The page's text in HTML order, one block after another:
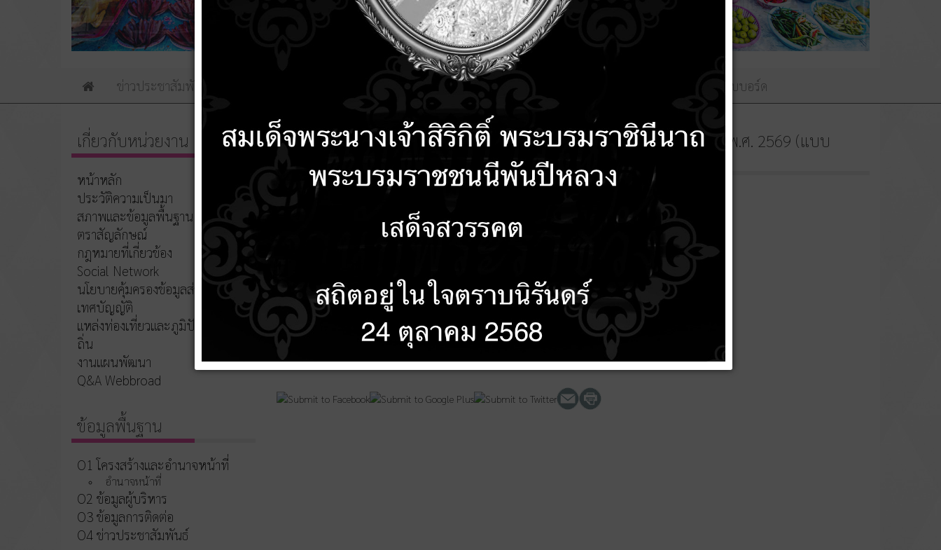
ข่าวประชาสัมพันธ์ ติดต่อเรา เว็บบอร์ด
สรุปผลการจัดซื้อจัดจ้างหรือการจัดหาพัสดุรายเดือน ประจำปีงบประมาณ พ.ศ. 2569 (แบบ
20 พฤษภาคม 2569
เกี่ยวกับหน่วยงาน
หน้าหลัก
ประวัติความเป็นมา
สภาพและข้อมูลพื้นฐาน
ตราสัญลักษณ์
กฎหมายที่เกี่ยวข้อง
Social Network
นโยบายคุ้มครองข้อมูลส่วนบุคคล
เทศบัญญัติ
แหล่งท่องเที่ยวและภูมิปัญญาท้อง
ถิ่น
งานแผนพัฒนา
Q&A Webbroad
ข้อมูลพื้นฐาน
O1 โครงสร้างและอำนาจหน้าที่
อำนาจหน้าที่
O2 ข้อมูลผู้บริหาร
O3 ข้อมูลการติดต่อ
O4 ข่าวประชาสัมพันธ์